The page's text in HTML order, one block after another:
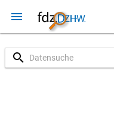
menu
search